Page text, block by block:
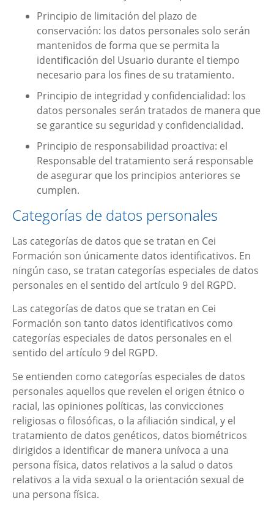
Principio de limitación del plazo de
conservación: los datos personales solo serán
mantenidos de forma que se permita la
identificación del Usuario durante el tiempo
necesario para los fines de su tratamiento.
Principio de integridad y confidencialidad: los
datos personales serán tratados de manera que
se garantice su seguridad y confidencialidad.
Principio de responsabilidad proactiva: el
Responsable del tratamiento será responsable
de asegurar que los principios anteriores se
cumplen.
Categorías de datos personales
Las categorías de datos que se tratan en Cei
Formación son únicamente datos identificativos. En
ningún caso, se tratan categorías especiales de datos
personales en el sentido del artículo 9 del RGPD.
Las categorías de datos que se tratan en Cei
Formación son tanto datos identificativos como
categorías especiales de datos personales en el
sentido del artículo 9 del RGPD.
Se entienden como categorías especiales de datos
personales aquellos que revelen el origen étnico o
racial, las opiniones políticas, las convicciones
religiosas o filosóficas, o la afiliación sindical, y el
tratamiento de datos genéticos, datos biométricos
dirigidos a identificar de manera unívoca a una
persona física, datos relativos a la salud o datos
relativos a la vida sexual o la orientación sexual de
una persona física.